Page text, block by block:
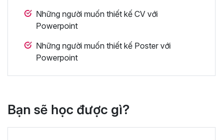
Những người muốn thiết kế CV với
Powerpoint
Những người muốn thiết kế Poster với
Powerpoint
Bạn sẽ học được gì?